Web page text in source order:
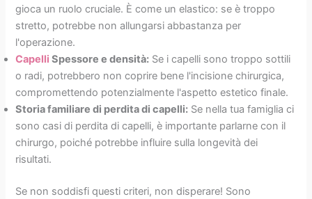
gioca un ruolo cruciale. È come un elastico: se è troppo
stretto, potrebbe non allungarsi abbastanza per
l'operazione.
Capelli Spessore e densità: Se i capelli sono troppo sottili
o radi, potrebbero non coprire bene l'incisione chirurgica,
compromettendo potenzialmente l'aspetto estetico finale.
Storia familiare di perdita di capelli: Se nella tua famiglia ci
sono casi di perdita di capelli, è importante parlarne con il
chirurgo, poiché potrebbe influire sulla longevità dei
risultati.
Se non soddisfi questi criteri, non disperare! Sono